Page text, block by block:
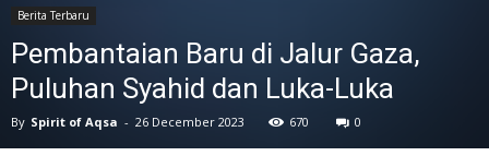
Berita Terbaru
Pembantaian Baru di Jalur Gaza,
Puluhan Syahid dan Luka-Luka
By Spirit of Aqsa - 26 December 2023 670 0